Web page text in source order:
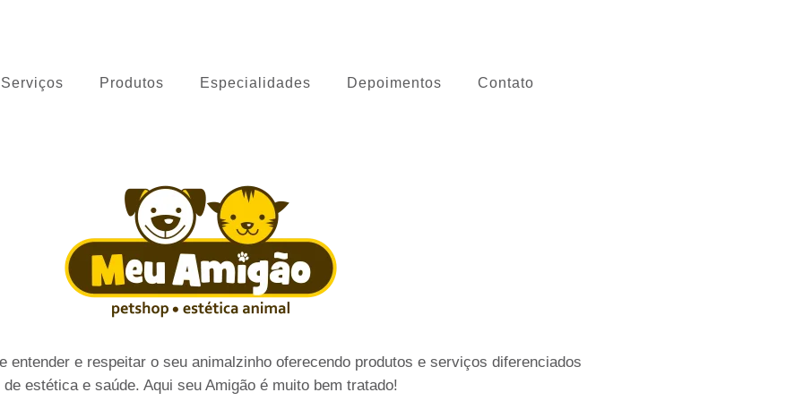
Serviços Produtos Especialidades Depoimentos Contato
entender e respeitar o seu animalzinho oferecendo produtos e serviços diferenciados
de estética e saúde. Aqui seu Amigão é muito bem tratado!